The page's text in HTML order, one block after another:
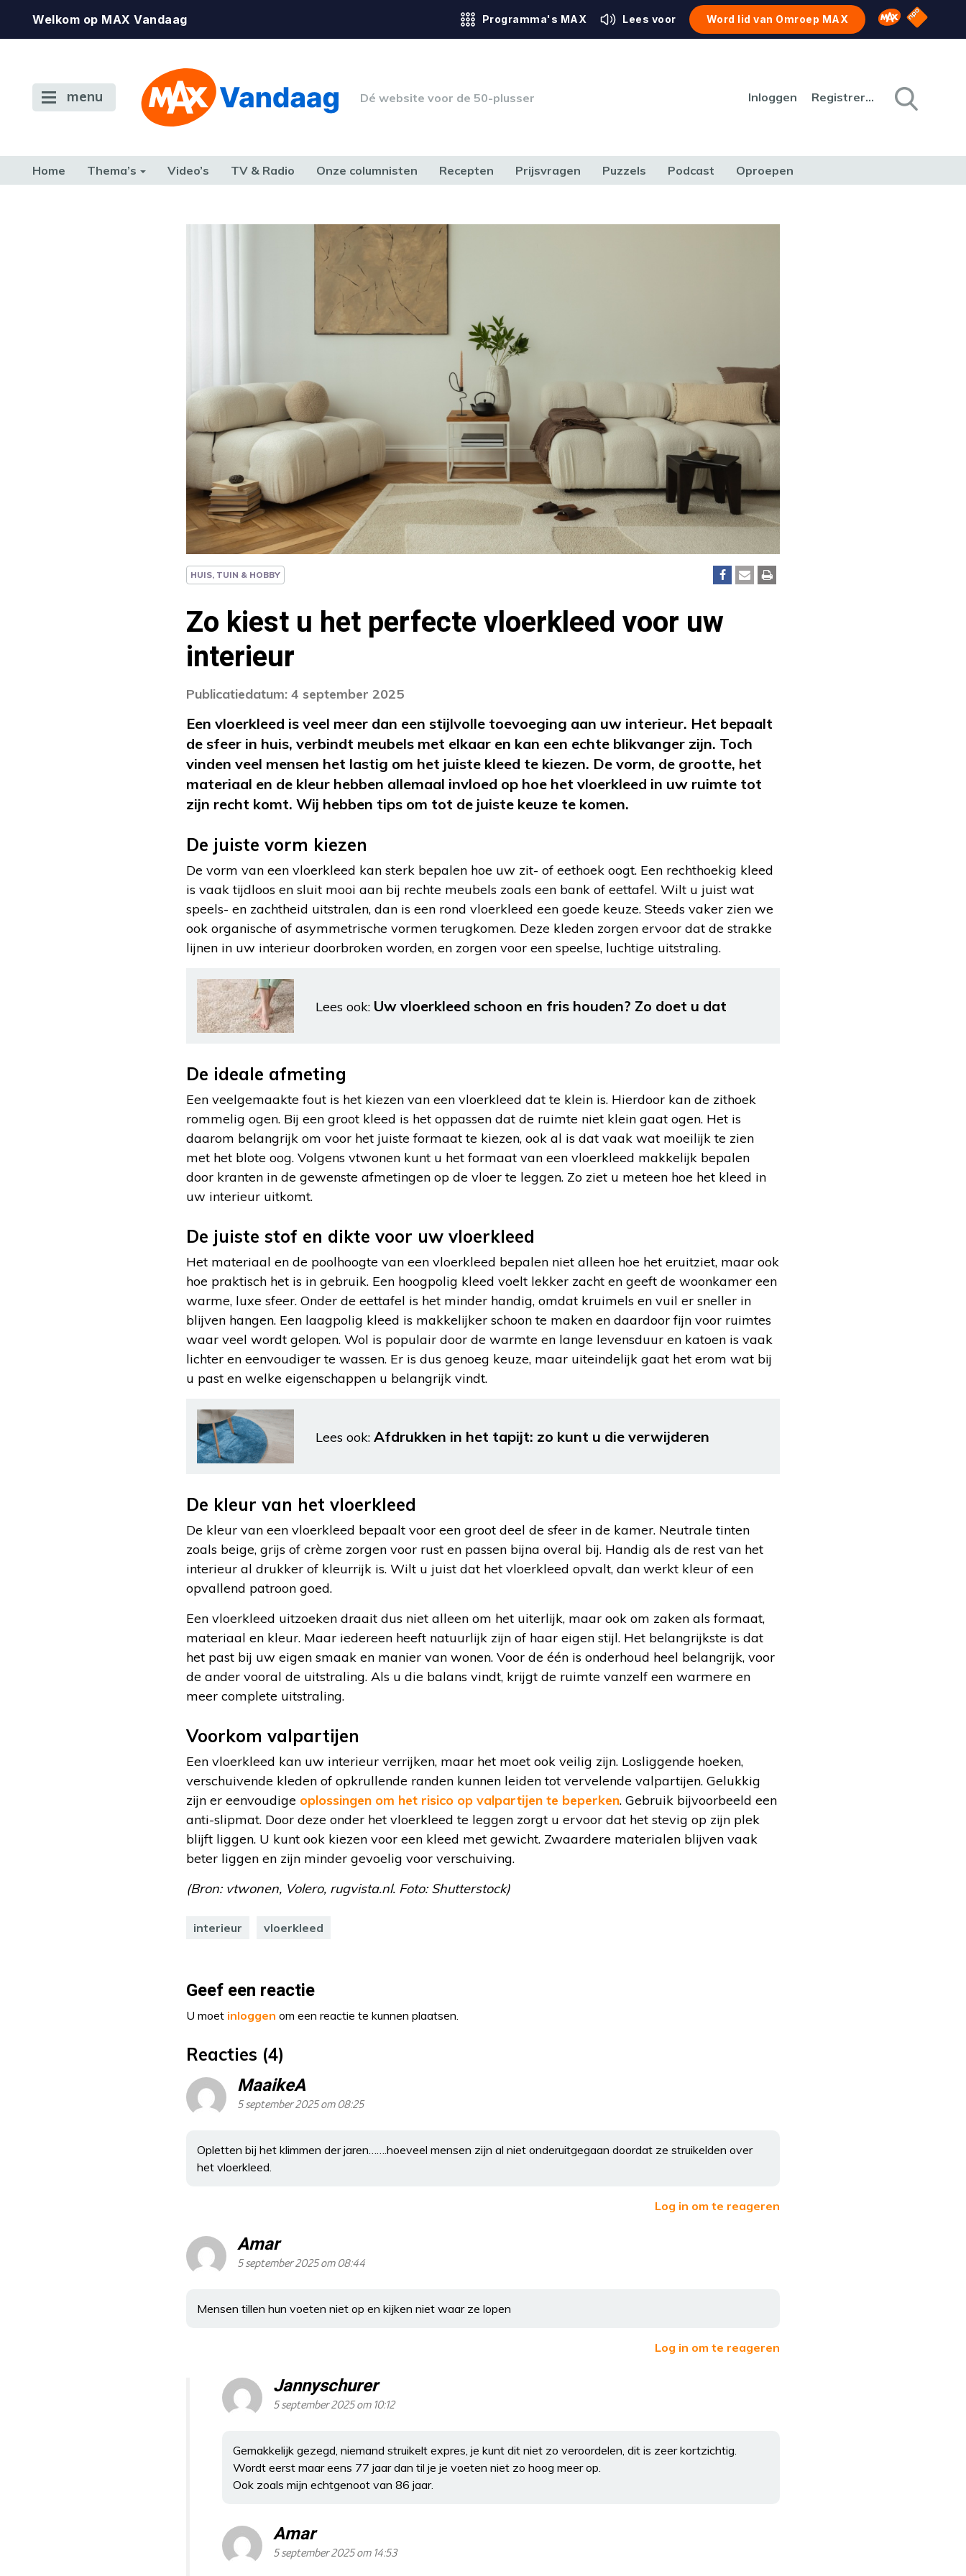
Welkom op MAX Vandaag Programma's MAX Lees voor Word lid van Omroep MAX Omroep MAX
NPO
menu Dé website voor de 50-plusser Inloggen Registreren
Home Thema’s Video’s TV & Radio Onze columnisten Recepten Prijsvragen Puzzels Podcast Oproepen
HUIS, TUIN & HOBBY
Zo kiest u het perfecte vloerkleed voor uw
interieur
Publicatiedatum: 4 september 2025
Een vloerkleed is veel meer dan een stijlvolle toevoeging aan uw interieur. Het bepaalt
de sfeer in huis, verbindt meubels met elkaar en kan een echte blikvanger zijn. Toch
vinden veel mensen het lastig om het juiste kleed te kiezen. De vorm, de grootte, het
materiaal en de kleur hebben allemaal invloed op hoe het vloerkleed in uw ruimte tot
zijn recht komt. Wij hebben tips om tot de juiste keuze te komen.
De juiste vorm kiezen
De vorm van een vloerkleed kan sterk bepalen hoe uw zit- of eethoek oogt. Een rechthoekig kleed
is vaak tijdloos en sluit mooi aan bij rechte meubels zoals een bank of eettafel. Wilt u juist wat
speels- en zachtheid uitstralen, dan is een rond vloerkleed een goede keuze. Steeds vaker zien we
ook organische of asymmetrische vormen terugkomen. Deze kleden zorgen ervoor dat de strakke
lijnen in uw interieur doorbroken worden, en zorgen voor een speelse, luchtige uitstraling.
Lees ook: Uw vloerkleed schoon en fris houden? Zo doet u dat
De ideale afmeting
Een veelgemaakte fout is het kiezen van een vloerkleed dat te klein is. Hierdoor kan de zithoek
rommelig ogen. Bij een groot kleed is het oppassen dat de ruimte niet klein gaat ogen. Het is
daarom belangrijk om voor het juiste formaat te kiezen, ook al is dat vaak wat moeilijk te zien
met het blote oog. Volgens vtwonen kunt u het formaat van een vloerkleed makkelijk bepalen
door kranten in de gewenste afmetingen op de vloer te leggen. Zo ziet u meteen hoe het kleed in
uw interieur uitkomt.
De juiste stof en dikte voor uw vloerkleed
Het materiaal en de poolhoogte van een vloerkleed bepalen niet alleen hoe het eruitziet, maar ook
hoe praktisch het is in gebruik. Een hoogpolig kleed voelt lekker zacht en geeft de woonkamer een
warme, luxe sfeer. Onder de eettafel is het minder handig, omdat kruimels en vuil er sneller in
blijven hangen. Een laagpolig kleed is makkelijker schoon te maken en daardoor fijn voor ruimtes
waar veel wordt gelopen. Wol is populair door de warmte en lange levensduur en katoen is vaak
lichter en eenvoudiger te wassen. Er is dus genoeg keuze, maar uiteindelijk gaat het erom wat bij
u past en welke eigenschappen u belangrijk vindt.
Lees ook: Afdrukken in het tapijt: zo kunt u die verwijderen
De kleur van het vloerkleed
De kleur van een vloerkleed bepaalt voor een groot deel de sfeer in de kamer. Neutrale tinten
zoals beige, grijs of crème zorgen voor rust en passen bijna overal bij. Handig als de rest van het
interieur al drukker of kleurrijk is. Wilt u juist dat het vloerkleed opvalt, dan werkt kleur of een
opvallend patroon goed.
Een vloerkleed uitzoeken draait dus niet alleen om het uiterlijk, maar ook om zaken als formaat,
materiaal en kleur. Maar iedereen heeft natuurlijk zijn of haar eigen stijl. Het belangrijkste is dat
het past bij uw eigen smaak en manier van wonen. Voor de één is onderhoud heel belangrijk, voor
de ander vooral de uitstraling. Als u die balans vindt, krijgt de ruimte vanzelf een warmere en
meer complete uitstraling.
Voorkom valpartijen
Een vloerkleed kan uw interieur verrijken, maar het moet ook veilig zijn. Losliggende hoeken,
verschuivende kleden of opkrullende randen kunnen leiden tot vervelende valpartijen. Gelukkig
zijn er eenvoudige oplossingen om het risico op valpartijen te beperken. Gebruik bijvoorbeeld een
anti-slipmat. Door deze onder het vloerkleed te leggen zorgt u ervoor dat het stevig op zijn plek
blijft liggen. U kunt ook kiezen voor een kleed met gewicht. Zwaardere materialen blijven vaak
beter liggen en zijn minder gevoelig voor verschuiving.
(Bron: vtwonen, Volero, rugvista.nl. Foto: Shutterstock)
interieur vloerkleed
Geef een reactie
U moet inloggen om een reactie te kunnen plaatsen.
Reacties (4)
MaaikeA
5 september 2025 om 08:25
Opletten bij het klimmen der jaren…….hoeveel mensen zijn al niet onderuitgegaan doordat ze struikelden over
het vloerkleed.
Log in om te reageren
Amar
5 september 2025 om 08:44
Mensen tillen hun voeten niet op en kijken niet waar ze lopen
Log in om te reageren
Jannyschurer
5 september 2025 om 10:12
Gemakkelijk gezegd, niemand struikelt expres, je kunt dit niet zo veroordelen, dit is zeer kortzichtig.
Wordt eerst maar eens 77 jaar dan til je je voeten niet zo hoog meer op.
Ook zoals mijn echtgenoot van 86 jaar.
Amar
5 september 2025 om 14:53